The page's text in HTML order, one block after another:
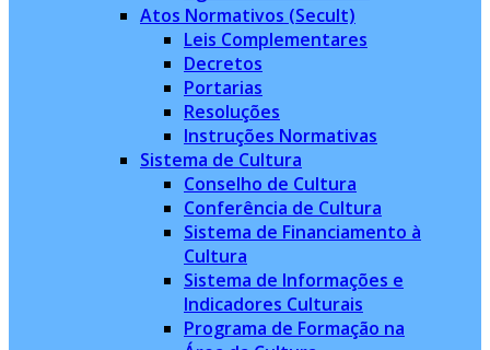
Atos Normativos (Secult)
Leis Complementares
Decretos
Portarias
Resoluções
Instruções Normativas
Sistema de Cultura
Conselho de Cultura
Conferência de Cultura
Sistema de Financiamento à
Cultura
Sistema de Informações e
Indicadores Culturais
Programa de Formação na